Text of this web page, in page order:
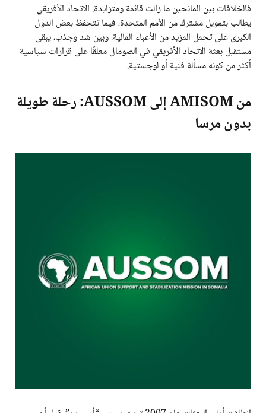
فالخلافات بين المانحين ما زالت قائمة ومتزايدة: الاتحاد الأفريقي
يطالب بتمويل مشترك من الأمم المتحدة، فيما تتحفظ بعض الدول
الكبرى على تحمل المزيد من الأعباء المالية. وبين شد وجذب، يبقى
مستقبل بعثة الاتحاد الأفريقي في الصومال معلقًا على قرارات سياسية
أكثر من كونه مسألة فنية أو لوجستية.
من AMISOM إلى AUSSOM: رحلة طويلة
بدون مرسا